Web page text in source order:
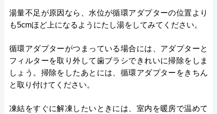
湯量不足が原因なら、水位が循環アダプターの位置より
も5cmほど上になるようにたし湯をしてみてください。
循環アダプターがつまっている場合には、アダプターと
フィルターを取り外して歯ブラシできれいに掃除をしま
しょう。掃除をしたあとには、循環アダプターをきちん
と取り付けてください。
凍結をすぐに解凍したいときには、室内を暖房で温めて